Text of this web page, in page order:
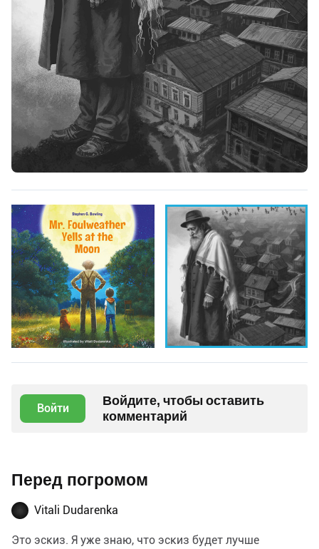
Войти
Войдите, чтобы оставить
комментарий
Перед погромом
Vitali Dudarenka
Это эскиз. Я уже знаю, что эскиз будет лучше